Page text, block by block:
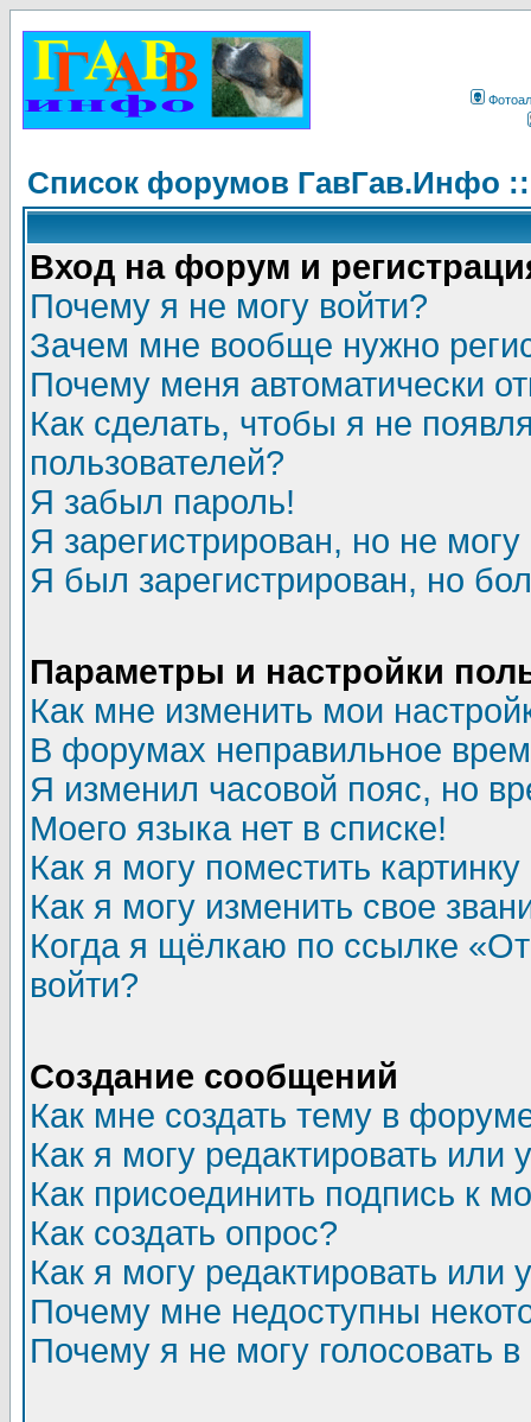
Список форумов ГавГав.Инфо
Вход на форум и
Почему я не могу войти?
Зачем мне вообще нужно
Почему меня автоматически
Как сделать, чтобы я не
пользователей?
Я забыл пароль!
Я зарегистрирован, но не могу
Я был зарегистрирован, но
Параметры и настройки
Как мне изменить мои
В форумах неправильное
Я изменил часовой пояс, но
Моего языка нет в списке!
Как я могу поместить
Как я могу изменить свое
Когда я щёлкаю по ссылке
войти?
Создание сообщений
Как мне создать тему в
Как я могу редактировать или
Как присоединить подпись к
Как создать опрос?
Как я могу редактировать или
Почему мне недоступны
Почему я не могу голосовать